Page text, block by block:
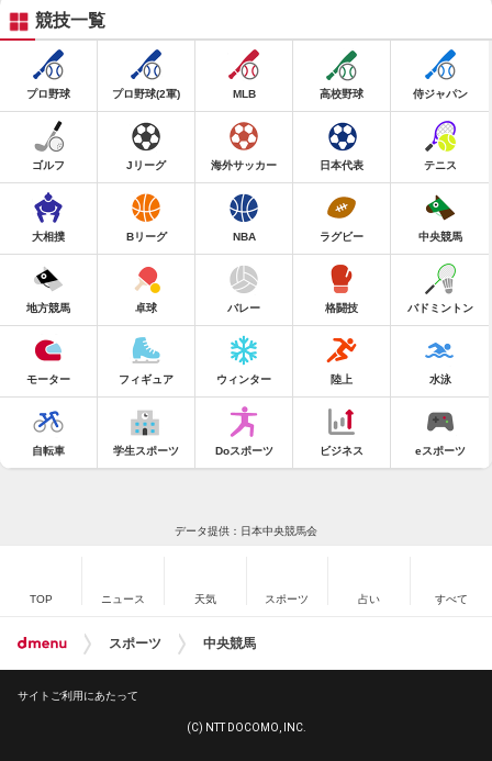
競技一覧
プロ野球 プロ野球(2軍) MLB 高校野球 侍ジャパン
ゴルフ Jリーグ 海外サッカー 日本代表 テニス
大相撲 Bリーグ NBA ラグビー 中央競馬
地方競馬 卓球 バレー 格闘技 バドミントン
モーター フィギュア ウィンター 陸上 水泳
自転車 学生スポーツ Doスポーツ ビジネス eスポーツ
データ提供：日本中央競馬会
TOP ニュース 天気 スポーツ 占い すべて
スポーツ 中央競馬
サイトご利用にあたって
(C) NTT DOCOMO, INC.